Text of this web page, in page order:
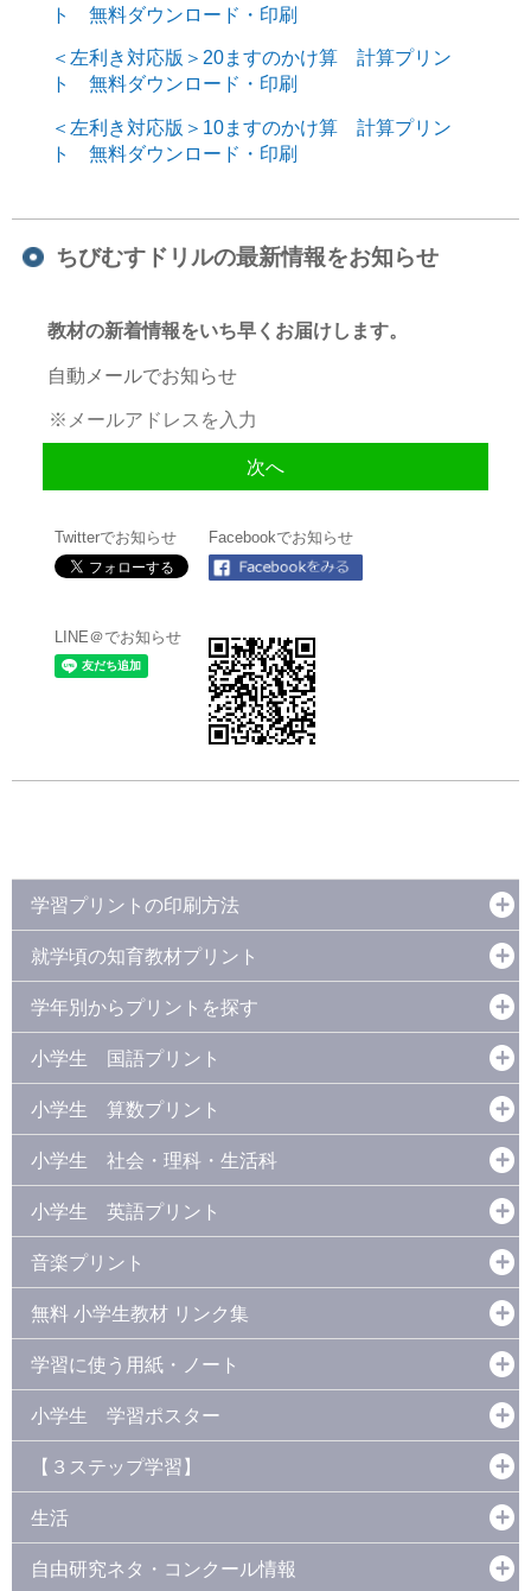
ト 無料ダウンロード・印刷
＜左利き対応版＞20ますのかけ算 計算プリン
ト 無料ダウンロード・印刷
＜左利き対応版＞10ますのかけ算 計算プリン
ト 無料ダウンロード・印刷
ちびむすドリルの最新情報をお知らせ
教材の新着情報をいち早くお届けします。
自動メールでお知らせ
Twitterでお知らせ Facebookでお知らせ
LINE＠でお知らせ
学習プリントの印刷方法
就学頃の知育教材プリント
学年別からプリントを探す
小学生 国語プリント
小学生 算数プリント
小学生 社会・理科・生活科
小学生 英語プリント
音楽プリント
無料 小学生教材 リンク集
学習に使う用紙・ノート
小学生 学習ポスター
【３ステップ学習】
生活
自由研究ネタ・コンクール情報